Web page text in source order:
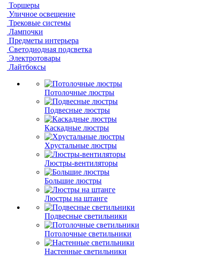
Торшеры
Уличное освещение
Трековые системы
Лампочки
Предметы интерьера
Светодиодная подсветка
Электротовары
Лайтбоксы
Потолочные люстры
Подвесные люстры
Каскадные люстры
Хрустальные люстры
Люстры-вентиляторы
Большие люстры
Люстры на штанге
Подвесные светильники
Потолочные светильники
Настенные светильники